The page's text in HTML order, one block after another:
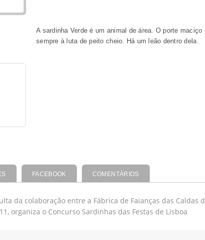
A sardinha Verde é um animal de área. O porte
sempre à luta de peito cheio. Há um leão dentro dela.
FACEBOOK COMENTÁRIOS
da colaboração entre a Fábrica de Faianças das Caldas
organiza o Concurso Sardinhas das Festas de Lisboa